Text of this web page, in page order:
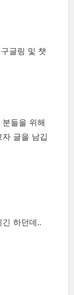
글링 및 챗
들을 위해
글을 남깁
하던데..